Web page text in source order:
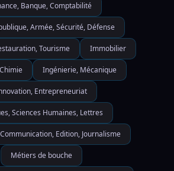
Banque, Comptabilité
Armée, Sécurité, Défense
Tourisme Immobilier
Ingénierie, Mécanique
Entrepreneuriat
Sciences Humaines, Lettres
Edition, Journalisme
Métiers de bouche